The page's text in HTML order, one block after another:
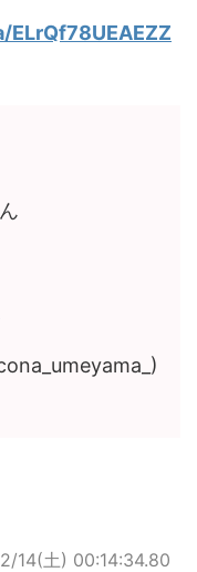
14(土) 00:14:34.80